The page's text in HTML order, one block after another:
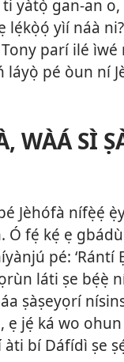
yàtọ̀ gan-an
lẹ́kọ̀ọ́ yìí náà
parí ilé ìwé
pé òun ní
WÀÁ SÌ
Jèhófà nífẹ̀ẹ́
fẹ́ kẹ́ ẹ
pé: ‘Rántí
láti ṣe bẹ́ẹ̀
ṣàṣeyọrí
ẹ jẹ́ ká wo
bí Dáfídì ṣe